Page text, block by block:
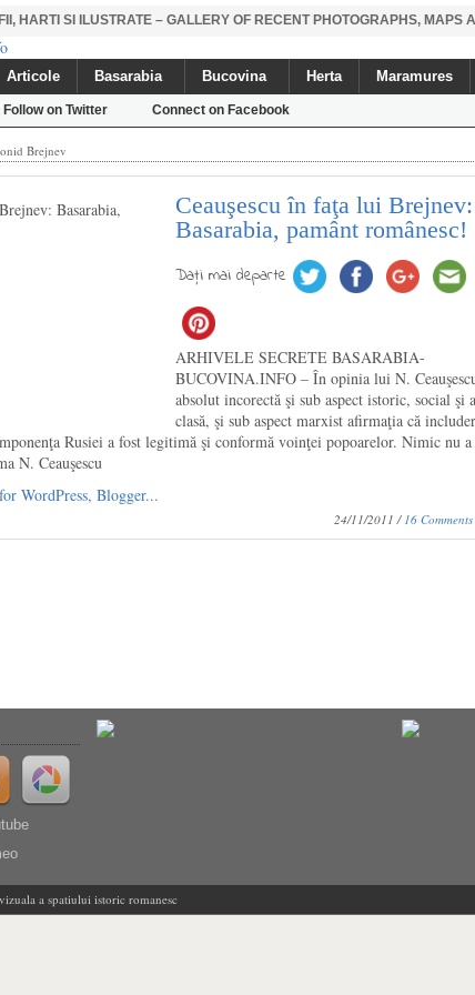
HARTI SI ILUSTRATE – GALLERY OF RECENT PHOTOGRAPHS, MAPS
Articole Basarabia Bucovina Herta Maramures
Follow on Twitter Connect on Facebook
Brejnev
Ceauşescu în faţa lui Brejnev:
Basarabia, pamânt românesc!
Daţi mai departe
ARHIVELE SECRETE BASARABIA-
BUCOVINA.INFO – În opinia lui N.
absolut incorectă şi sub aspect istoric, social şi
clasă, şi sub aspect marxist afirmaţia că
Rusiei a fost legitimă şi conformă voinţei popoarelor. Nimic nu
N. Ceauşescu
24/11/2011 / 16 Comments
a spatiului istoric romanesc